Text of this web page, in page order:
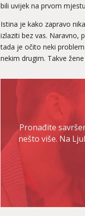
bili uvijek na prvom
Istina je kako zapravo
izlaziti bez vas. Naravno,
tada je očito neki
nekim drugim. Takve
Pronađite
nešto više. Na